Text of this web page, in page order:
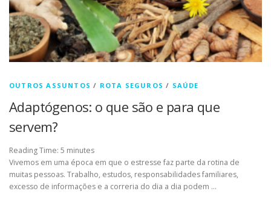
OUTROS ASSUNTOS / ROTA SEGUROS / SAÚDE
Adaptógenos: o que são e para que
servem?
Reading Time: 5 minutes
Vivemos em uma época em que o estresse faz parte da rotina de
muitas pessoas. Trabalho, estudos, responsabilidades familiares,
excesso de informações e a correria do dia a dia podem …